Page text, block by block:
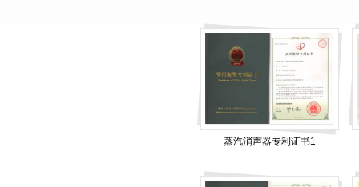
蒸汽消声器专利证书1